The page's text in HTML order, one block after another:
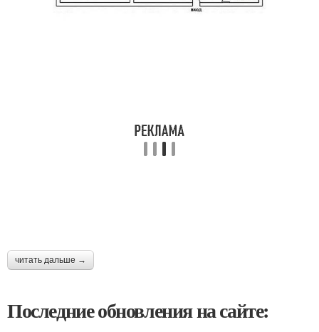
читать дальше →
Последние обновления на сайте: